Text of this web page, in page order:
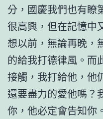
分，國慶我們也有瞭
很高興，但在記憶中
想以前，無論再晚，
的給我打德律風。而
接觸，我打給他，他
還要盡力的愛他嗎？
你，他必定會告知你